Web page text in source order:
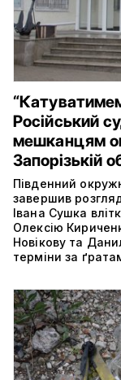
Російський
мешканцям
Запорізькій
Південний
завершив
Івана Сушка
Олексію
Новікову та
терміни за